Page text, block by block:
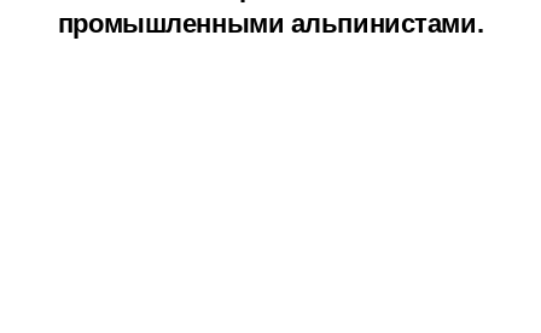
промышленными альпинистами.